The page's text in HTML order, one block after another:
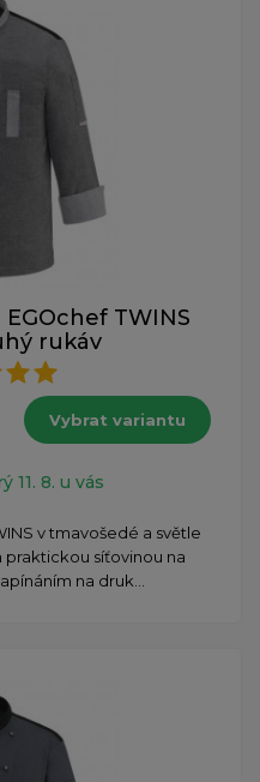
TWINS
rukáv
Vybrat variantu
11. 8. u vás
v tmavošedé a světle
síťovinou na
na druk...